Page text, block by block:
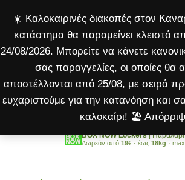
☀️ Καλοκαιρινές διακοπές στον
κατάστημα θα παραμείνει κλειστό
24/08/2026. Μπορείτε να κάνετε
σας παραγγελίες, οι οποίες θα
αποστέλλονται από 25/08, με σειρά
ευχαριστούμε για την κατανόηση και
καλοκαίρι! 🏖️
στο
περιεχόμενο
BOX NOW Lockers|
Δωρεάν από 19€ · έως 18kg · max